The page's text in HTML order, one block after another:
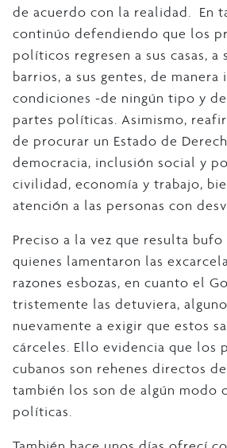
de acuerdo con la realidad. En
continúo defendiendo que los
políticos regresen a sus casas, a
barrios, a sus gentes, de manera
condiciones -de ningún tipo y
partes políticas. Asimismo,
de procurar un Estado de
democracia, inclusión social y
civilidad, economía y trabajo,
atención a las personas con
Preciso a la vez que resulta
quienes lamentaron las
razones esbozas, en cuanto el
tristemente las detuviera,
nuevamente a exigir que estos
cárceles. Ello evidencia que los
cubanos son rehenes directos
también los son de algún modo
políticas.